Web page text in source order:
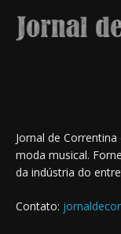
Jornal de
moda musical.
da indústria do
Contato: